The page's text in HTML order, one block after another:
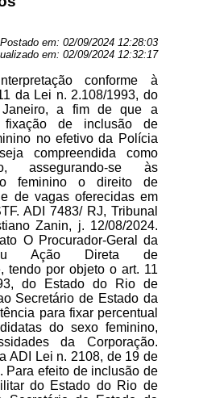
Postado em: 02/09/2024 12:28:03
em: 02/09/2024 12:32:17
conforme à
da Lei n. 2.108/1993, do
a fim de que a
de inclusão de
no efetivo da Polícia
compreendida como
assegurando-se às
feminino o direito de
de vagas oferecidas em
ADI 7483/ RJ, Tribunal
Zanin, j. 12/08/2024.
O Procurador-Geral da
Ação Direta de
tendo por objeto o art. 11
do Estado do Rio de
Secretário de Estado da
para fixar percentual
do sexo feminino,
da Corporação.
ADI Lei n. 2108, de 19 de
Para efeito de inclusão de
do Estado do Rio de